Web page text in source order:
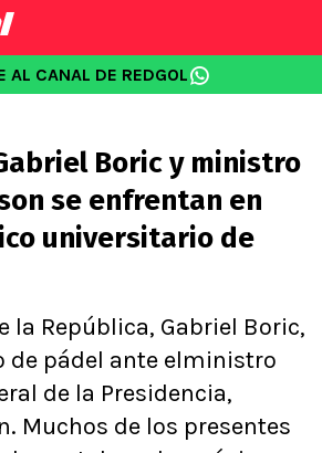
AL CANAL DE REDGOL
Boric y ministro
se enfrentan en
universitario de
la República, Gabriel Boric,
de pádel ante elministro
de la Presidencia,
Muchos de los presentes